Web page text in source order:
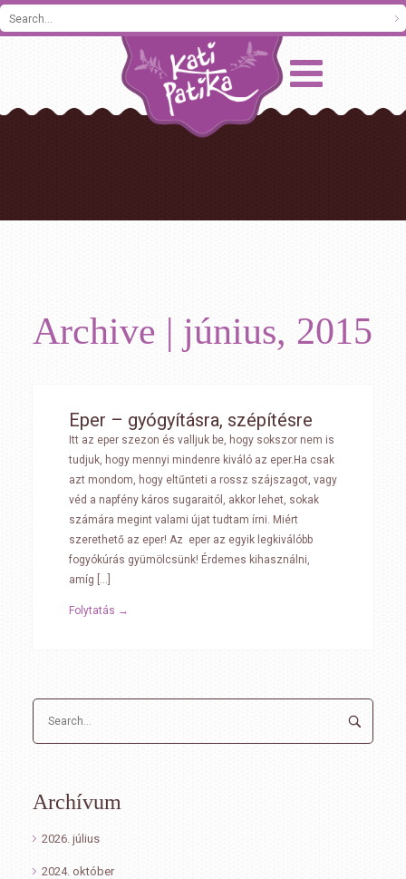
Archive | június, 2015
Eper – gyógyításra, szépítésre
Itt az eper szezon és valljuk be, hogy sokszor nem is
tudjuk, hogy mennyi mindenre kiváló az eper.Ha csak
azt mondom, hogy eltűnteti a rossz szájszagot, vagy
véd a napfény káros sugaraitól, akkor lehet, sokak
számára megint valami újat tudtam írni. Miért
szerethető az eper! Az eper az egyik legkiválóbb
fogyókúrás gyümölcsünk! Érdemes kihasználni,
amíg […]
Folytatás →
Archívum
2026. július
2024. október